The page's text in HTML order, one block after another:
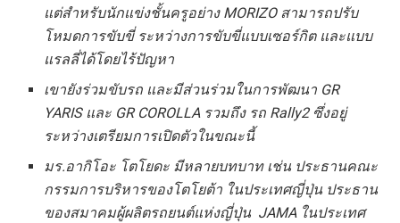
แต่สำหรับนักแข่งชั้นครูอย่าง MORIZO สามารถปรับ
โหมดการขับขี่ ระหว่างการขับขี่แบบเซอร์กิต และแบบ
แรลลี่ได้โดยไร้ปัญหา
เขายังร่วมขับรถ และมีส่วนร่วมในการพัฒนา GR
YARIS และ GR COROLLA รวมถึง รถ Rally2 ซึ่งอยู่
ระหว่างเตรียมการเปิดตัวในขณะนี้
มร.อากิโอะ โตโยดะ มีหลายบทบาท เช่น ประธานคณะ
กรรมการบริหารของโตโยต้า ในประเทศญี่ปุ่น ประธาน
ของสมาคมผู้ผลิตรถยนต์แห่งญี่ปุ่น JAMA ในประเทศ